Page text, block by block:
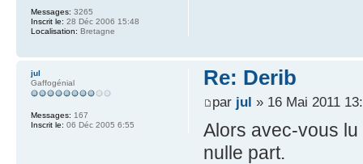
Messages: 3265
Inscrit le: 28 Déc 2006 15:48
Localisation: Bretagne
Re: Derib
par jul » 16 Mai 2011
Alors avec-vous
nulle part.
jul
Gaffogénial
Messages: 167
Inscrit le: 06 Déc 2005 6:55